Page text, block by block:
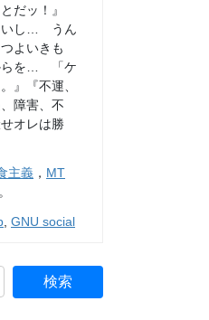
だッ！』
いし… うん
よいきも
らを… 「ケ
』『不運、
障害、不
オレは勝
主義 ， MT
。
,GNU social